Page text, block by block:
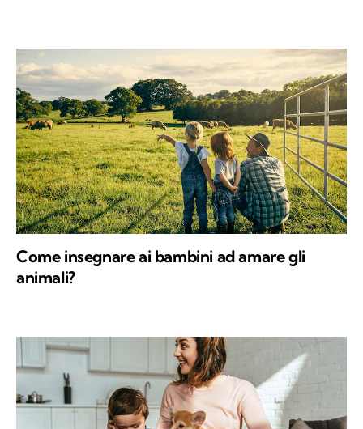
Come insegnare ai bambini ad amare gli
animali?